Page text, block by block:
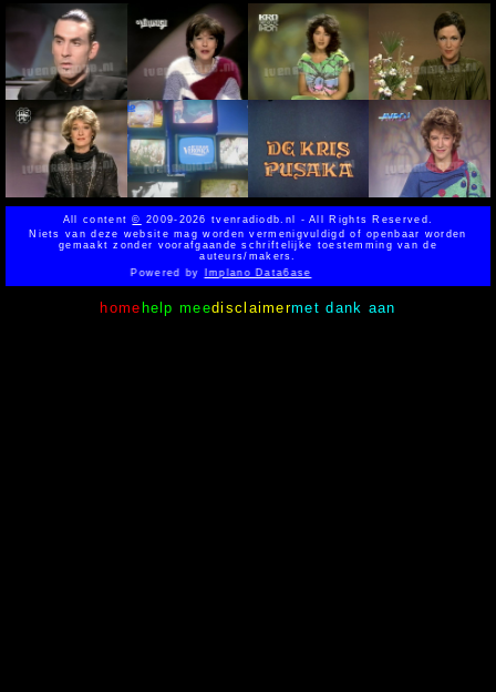
All content© 2009-2026 tvenradiodb.nl - All Rights Reserved.
Niets van deze website mag worden vermenigvuldigd of openbaar worden
gemaakt zonder voorafgaande schriftelijke toestemming van de
auteurs/makers.
Powered byImplano Data6ase
home help meedisclaimermet dank aan